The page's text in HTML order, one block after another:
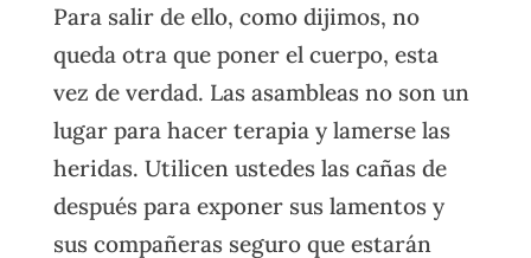
Para salir de ello, como dijimos, no
queda otra que poner el cuerpo, esta
vez de verdad. Las asambleas no son un
lugar para hacer terapia y lamerse las
heridas. Utilicen ustedes las cañas de
después para exponer sus lamentos y
sus compañeras seguro que estarán